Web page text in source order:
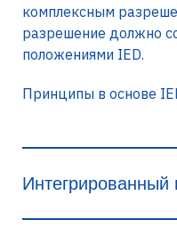
комплексным
разрешение должно
положениями IED.
Принципы в основе
Интегрированный